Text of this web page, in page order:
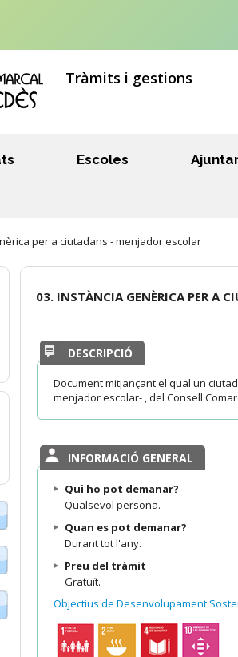
Tràmits i gestions
Escoles
per a ciutadans - menjador escolar
03. INSTÀNCIA GENÈRICA PER A
DESCRIPCIÓ
Document mitjançant el qual un
menjador escolar- , del Consell
INFORMACIÓ GENERAL
Qui ho pot demanar?
Qualsevol persona.
Quan es pot demanar?
Durant tot l'any.
Preu del tràmit
Gratuït.
Objectius de Desenvolupament